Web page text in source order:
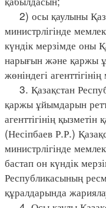
2) осы қаулыны
министрлігінде
күндік мерзімде оны
нарығын және қаржы
жөніндегі
3. Қазақстан
қаржы ұйымдарын
агенттігінің
(Несіпбаев Р.Р.)
министрлігінде
бастап он күндік
Республикасының
құралдарында